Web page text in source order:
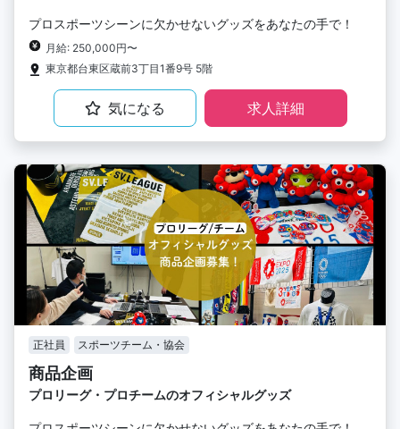
プロスポーツシーンに欠かせないグッズをあなたの手で！
月給: 250,000円〜
東京都台東区蔵前3丁目1番9号 5階
気になる 求人詳細
正社員 スポーツチーム・協会
商品企画
プロリーグ・プロチームのオフィシャルグッズ